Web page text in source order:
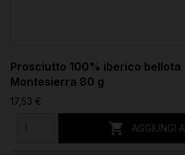
Prosciutto 100% iberico bellota
Montesierra 80 g
17,53 €
 AGGIUNGI